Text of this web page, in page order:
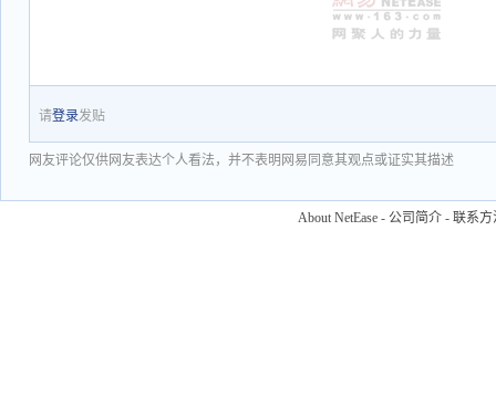
请登录发贴
网友评论仅供网友表达个人看法，并不表明网易同意其观点或证实其描述
About NetEase - 公司简介 - 联系方